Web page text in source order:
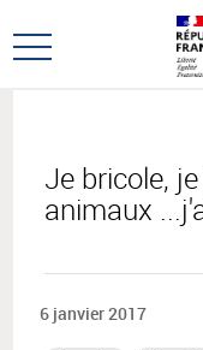
au
menu
au
contenu
Ouvrir
Je bricole,
animaux
6 janvier 2017